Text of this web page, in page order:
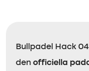
Bullpadel Hack
den officiella